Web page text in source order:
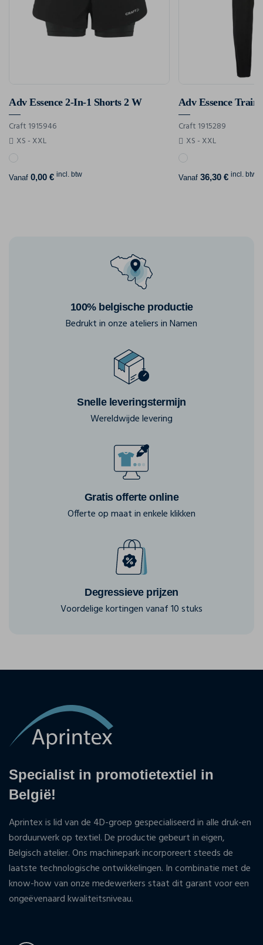
Adv Essence 2-In-1 Shorts 2 W
Craft 1915946
XS - XXL
Vanaf 0,00 € incl. btw
Adv Essence
Craft 1915289
XS - XXL
Vanaf 36,30 € incl. btw
100% belgische productie
Bedrukt in onze ateliers in Namen
Snelle leveringstermijn
Wereldwijde levering
Gratis offerte online
Offerte op maat in enkele klikken
Degressieve prijzen
Voordelige kortingen vanaf 10 stuks
Specialist in promotietextiel in
België!
Aprintex is lid van de 4D-groep gespecialiseerd in alle druk-en
borduurwerk op textiel. De productie gebeurt in eigen,
Belgisch atelier. Ons machinepark incorporeert steeds de
laatste technologische ontwikkelingen. In combinatie met de
know-how van onze medewerkers staat dit garant voor een
ongeëvenaard kwaliteitsniveau.